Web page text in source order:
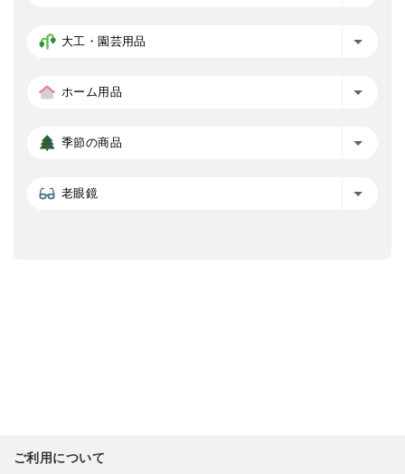
大工・園芸用品
ホーム用品
季節の商品
老眼鏡
ご利用について